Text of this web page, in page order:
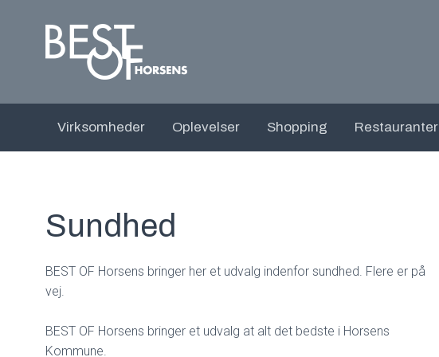
Virksomheder Oplevelser Shopping Restauranter
Sundhed
BEST OF Horsens bringer her et udvalg indenfor sundhed. Flere er på
vej.
BEST OF Horsens bringer et udvalg at alt det bedste i Horsens
Kommune.